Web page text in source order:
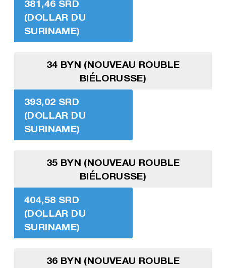
381,46 SRD
(DOLLAR DU
SURINAME)
34 BYN (NOUVEAU ROUBLE
BIÉLORUSSE)
393,02 SRD
(DOLLAR DU
SURINAME)
35 BYN (NOUVEAU ROUBLE
BIÉLORUSSE)
404,58 SRD
(DOLLAR DU
SURINAME)
36 BYN (NOUVEAU ROUBLE